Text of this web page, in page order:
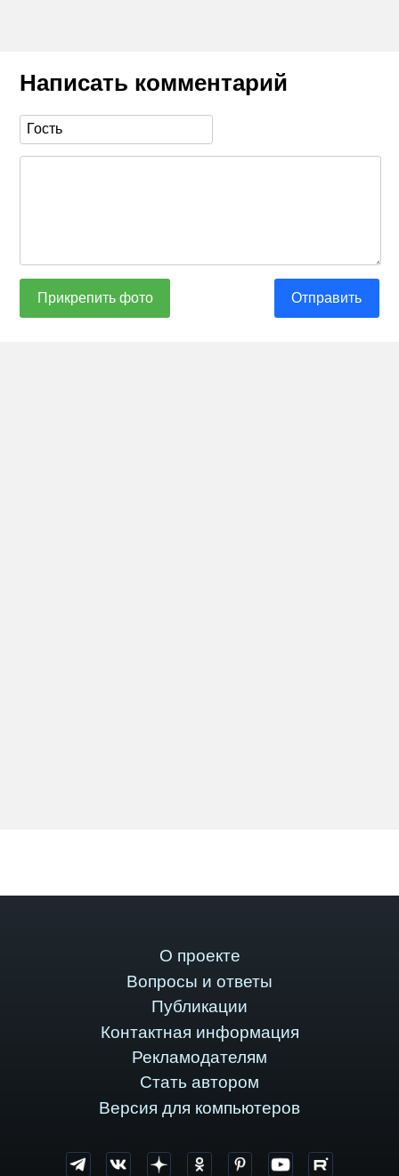
Написать комментарий
Прикрепить фото Отправить
О проекте
Вопросы и ответы
Публикации
Контактная информация
Рекламодателям
Стать автором
Версия для компьютеров